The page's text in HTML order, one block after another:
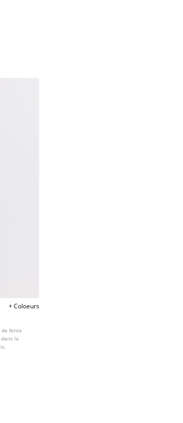
+ Coloeurs
fente
la